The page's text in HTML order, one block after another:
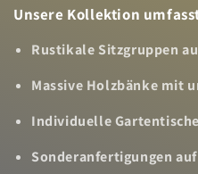
Unsere Kollektion
Rustikale Sitzgruppen
Massive Holzbänke mit
Individuelle
Sonderanfertigungen